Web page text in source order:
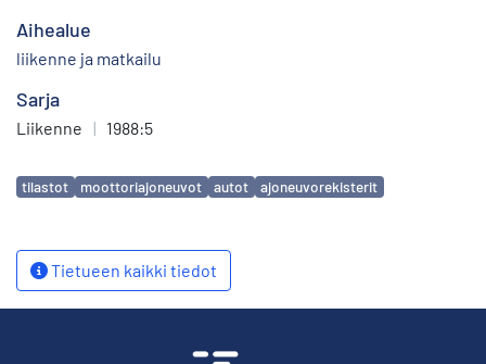
Aihealue
liikenne ja matkailu
Sarja
Liikenne | 1988:5
Avainsanat
tilastot moottoriajoneuvot autot ajoneuvorekisterit
Tietueen kaikki tiedot